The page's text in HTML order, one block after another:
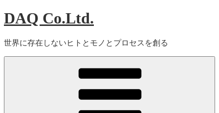
DAQ Co.Ltd.
世界に存在しないヒトとモノとプロセスを創る